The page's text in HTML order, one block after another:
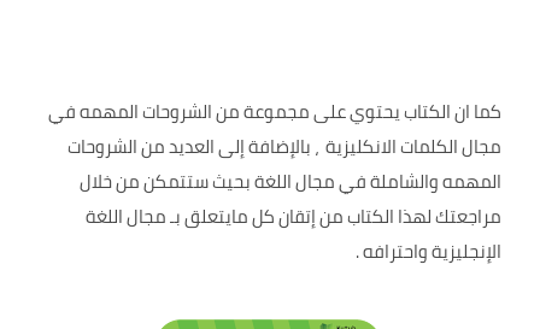
كما ان الكتاب يحتوي على مجموعة من الشروحات المهمه في
مجال الكلمات الانكليزية ، بالإضافة إلى العديد من الشروحات
المهمه والشاملة في مجال اللغة بحيث ستتمكن من خلال
مراجعتك لهذا الكتاب من إتقان كل مايتعلق بـ مجال اللغة
الإنجليزية واحترافه .